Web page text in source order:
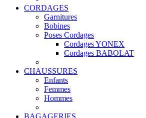
CORDAGES
Garnitures
Bobines
Poses Cordages
Cordages YONEX
Cordages BABOLAT
CHAUSSURES
Enfants
Femmes
Hommes
BAGAGERIES